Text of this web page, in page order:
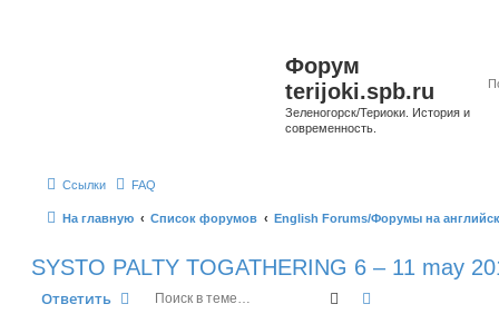
Форум
terijoki.spb.ru
Зеленогорск/Териоки. История и
современность.
Ссылки FAQ
На главную Список форумов English Forums/Форумы на
SYSTO PALTY TOGATHERING 6 – 11 may
Ответить Поиск